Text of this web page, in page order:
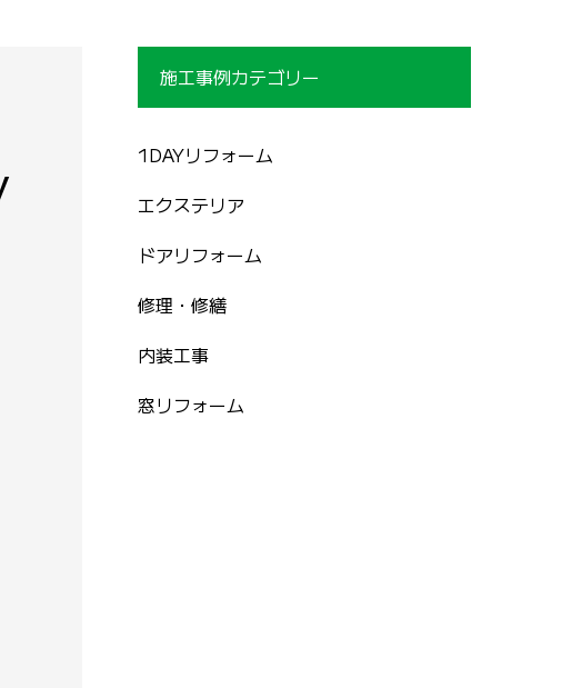
施工事例カテゴリー
1DAYリフォーム
エクステリア
ドアリフォーム
修理・修繕
内装工事
窓リフォーム